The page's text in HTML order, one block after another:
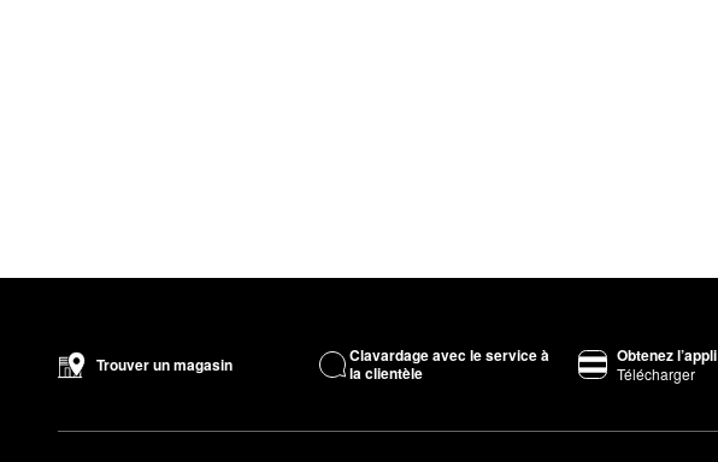
Trouver un magasin
Clavardage avec le service à
la clientèle
Obtenez l’appli
Télécharger